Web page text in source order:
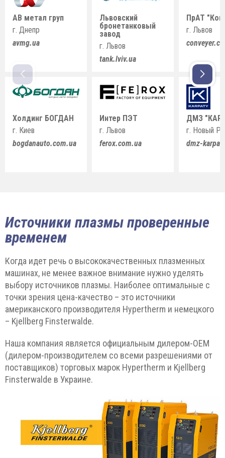
АВ метал груп
г. Днепр
avmg.ua
Холдинг БОГДАН
г. Киев
bogdanauto.com.ua
Львовский
бронетанковый
завод
г. Львов
tank.lviv.ua
Интер ПЭТ
г. Львов
ferox.com.ua
ПрАТ
г. Львов
ДМЗ
г. Новый
dmz-
Источники плазмы проверенные
временем
Когда идет речь о высококачественных плазменных
машинах, не менее важное внимание нужно уделять
выбору источников плазмы. Наиболее оптимальные с
точки зрения цена-качество – это источники
американского производителя Hypertherm и немецкого
– Kjellberg Finsterwalde.
Наша компания является официальным дилером-ОЕМ
(дилером-производителем со всеми разрешениями от
поставщиков) торговых марок Hypertherm и Kjellberg
Finsterwalde в Украине.